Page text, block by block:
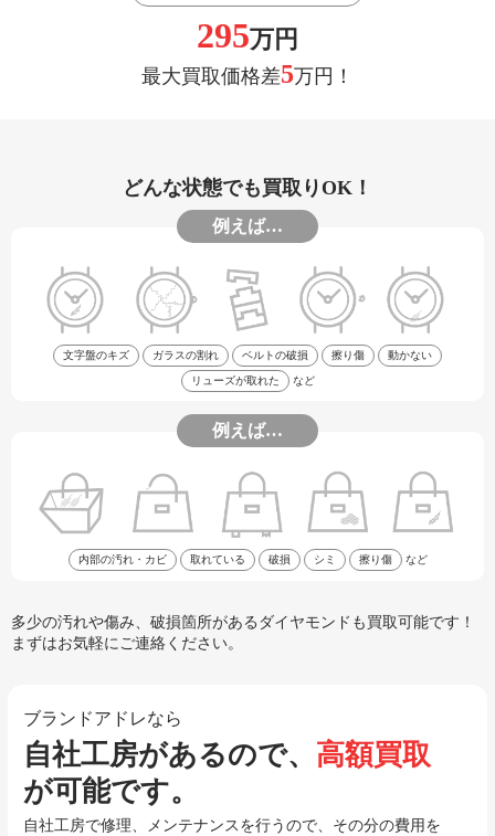
295万円
最大買取価格差5万円！
どんな状態でも買取りOK！
例えば…
文字盤のキズ ガラスの割れ ベルトの破損 擦り傷 動かない
リューズが取れた など
例えば…
内部の汚れ・カビ 取れている 破損 シミ 擦り傷 など
多少の汚れや傷み、破損箇所があるダイヤモンドも買取可能です！
まずはお気軽にご連絡ください。
ブランドアドレなら
自社工房があるので、 高額買取
が可能です。
自社工房で修理、メンテナンスを行うので、その分の費用を